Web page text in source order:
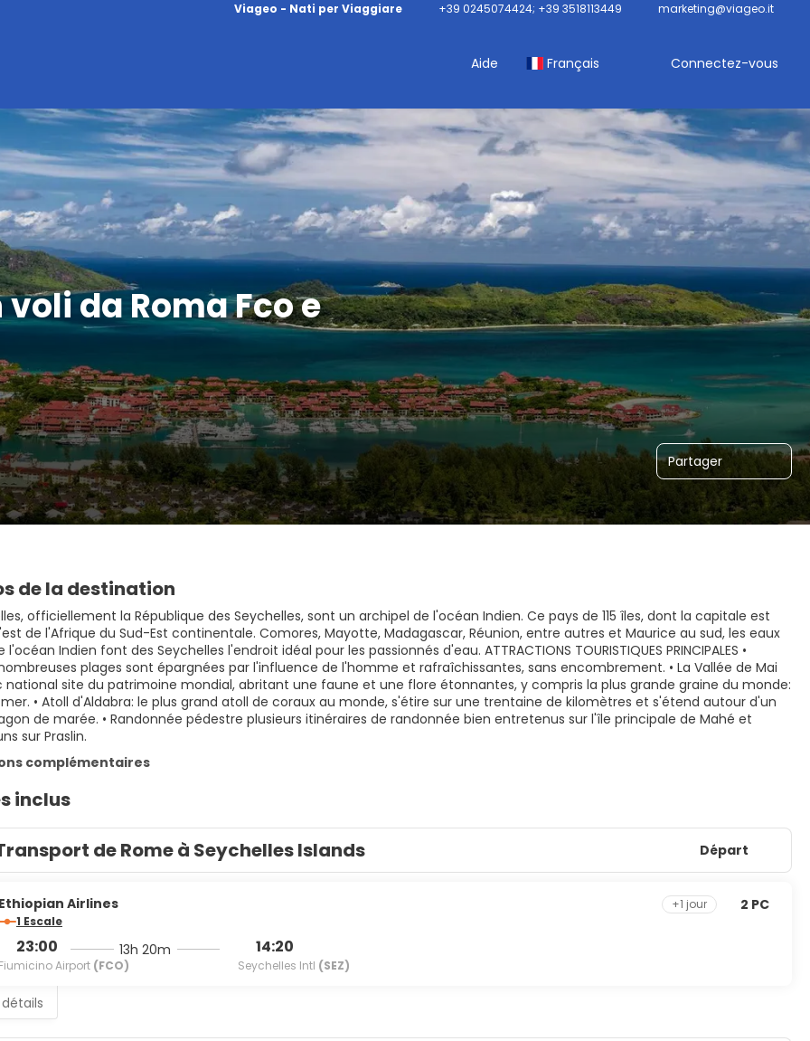
Viageo - Nati per Viaggiare +39 0245074424; +39 3518113449 marketing@viageo.it
Aide Français Connectez-vous
da Roma Fco e
Partager
de la destination
officiellement la République des Seychelles, sont un archipel de l'océan Indien. Ce pays de 115 îles, dont la capitale est
de l'Afrique du Sud-Est continentale. Comores, Mayotte, Madagascar, Réunion, entre autres et Maurice au sud, les eaux
Indien font des Seychelles l'endroit idéal pour les passionnés d'eau. ATTRACTIONS TOURISTIQUES PRINCIPALES •
plages sont épargnées par l'influence de l'homme et rafraîchissantes, sans encombrement. • La Vallée de Mai
national site du patrimoine mondial, abritant une faune et une flore étonnantes, y compris la plus grande graine du monde:
• Atoll d'Aldabra: le plus grand atoll de coraux au monde, s'étire sur une trentaine de kilomètres et s'étend autour d'un
de marée. • Randonnée pédestre plusieurs itinéraires de randonnée bien entretenus sur l'île principale de Mahé et
sur Praslin.
complémentaires
inclus
de Rome à Seychelles Islands
Départ
Airlines
1 Escale
23:00
Airport (FCO)
13h 20m 14:20
Seychelles Intl (SEZ)
+1 jour 2 PC